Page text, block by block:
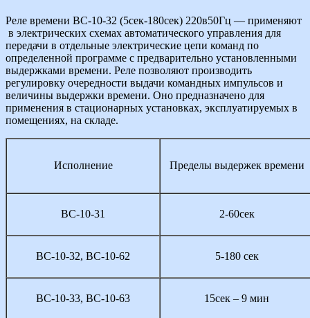
Реле времени ВС-10-32 (5сек-180сек) 220в50Гц — применяют
в электрических схемах автоматического управления для
передачи в отдельные электрические цепи команд по
определенной программе с предварительно установленными
выдержками времени. Реле позволяют производить
регулировку очередности выдачи командных импульсов и
величины выдержки времени. Оно предназначено для
применения в стационарных установках, эксплуатируемых в
помещениях, на складе.
Исполнение Пределы выдержек времени
ВС-10-31 2-60сек
ВС-10-32, ВС-10-62 5-180 сек
ВС-10-33, ВС-10-63 15сек – 9 мин